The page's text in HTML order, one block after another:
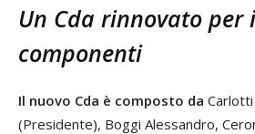
Un Cda rinnovato per
componenti
Il nuovo Cda è composto da
(Presidente), Boggi Alessandro,